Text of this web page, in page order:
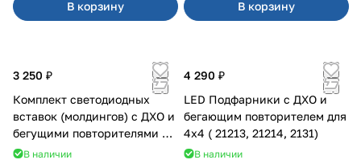
В корзину В корзину
3 250 ₽
Комплект светодиодных
вставок (молдингов) с ДХО и
бегущими повторителями на
Веста
В наличии
4 290 ₽
LED Подфарники с ДХО и
бегающим повторителем для
4x4 ( 21213, 21214, 2131)
В наличии